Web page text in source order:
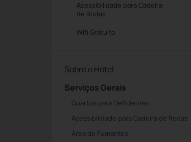
Acessibilidade para Cadeira
de Rodas
Wifi Gratuito
Sobre o Hotel
Serviços Gerais
Quartos para Deficientes
Acessibilidade para Cadeira de Rodas
Área de Fumantes